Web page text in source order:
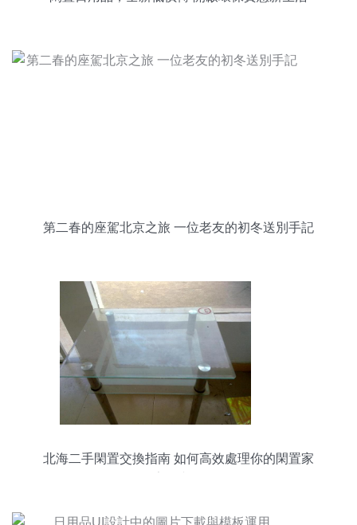
第二春的座駕北京之旅 一位老友的初冬送別手記
北海二手閑置交換指南 如何高效處理你的閑置家